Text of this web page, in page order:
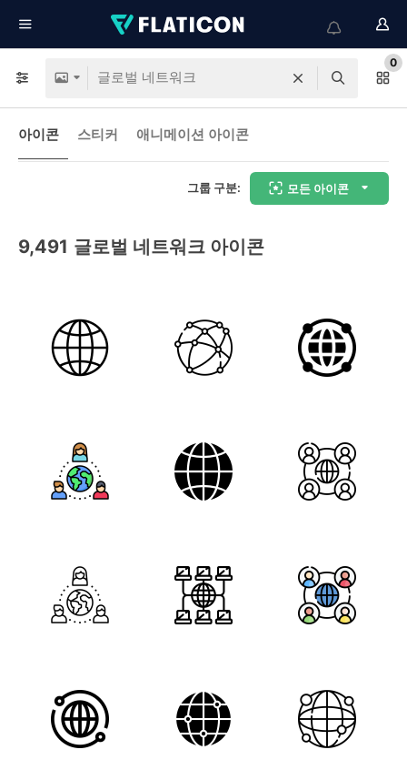
0
아이콘 스티커 애니메이션 아이콘
그룹 구분: 모든 아이콘
9,491 글로벌 네트워크 아이콘